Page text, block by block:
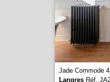
Jade Commode
LangresRéf.